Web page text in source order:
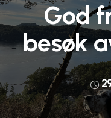
God
besøk